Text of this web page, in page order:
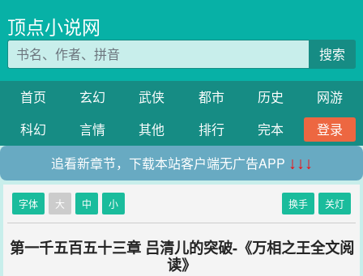
顶点小说网
搜索
首页 玄幻 武侠 都市 历史
网游
科幻
言情 其他 排行 完本
登录
追看新章节，下载本站客户端无广告APP ↓↓↓
字体 大 中 小 换手 关灯
第一千五百五十三章 吕清儿的突破-《万相之王全文阅
读》